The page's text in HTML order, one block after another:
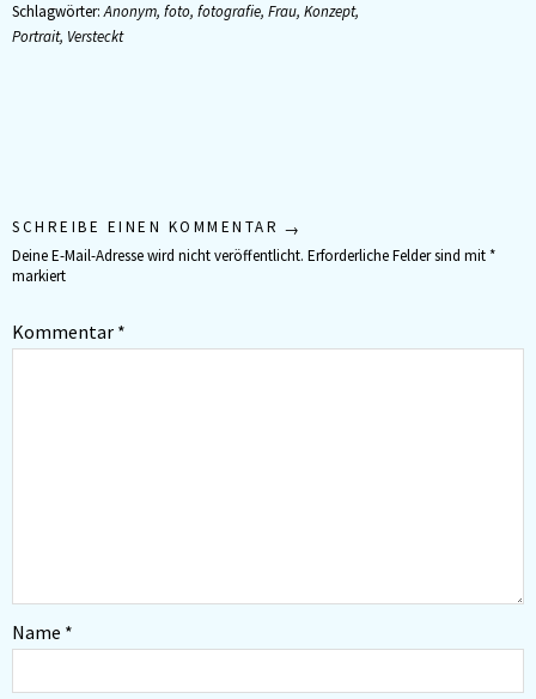
Schlagwörter:Anonym, foto, fotografie, Frau, Konzept,
Portrait, Versteckt
SCHREIBE EINEN KOMMENTAR
Deine E-Mail-Adresse wird nicht veröffentlicht. Erforderliche Felder sind mit*
markiert
Kommentar *
Name *